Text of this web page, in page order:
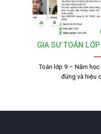
GIA SƯ TOÁN
Toán lớp 9 – Năm
đúng và hiệu